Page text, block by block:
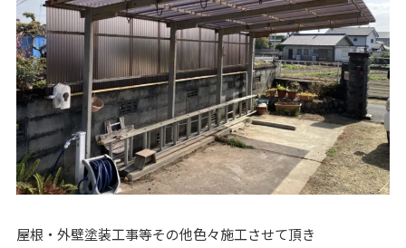
屋根・外壁塗装工事等その他色々施工させて頂き